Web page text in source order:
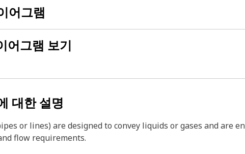
어그램
어그램 보기
대한 설명
or lines) are designed to convey liquids or gases and are
flow requirements.